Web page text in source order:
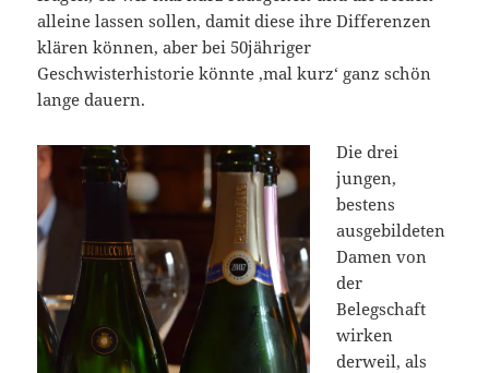
alleine lassen sollen, damit diese ihre Differenzen
klären können, aber bei 50jähriger
Geschwisterhistorie könnte ‚mal kurz‘ ganz schön
lange dauern.
Die drei
jungen,
bestens
ausgebildeten
Damen von
der
Belegschaft
wirken
derweil, als